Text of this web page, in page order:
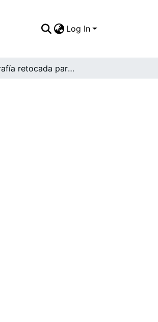
Log In
Fotografía retocada para enamorados